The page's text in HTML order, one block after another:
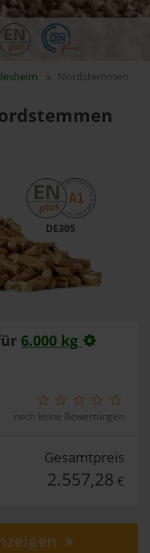
Nordstemmen
DE305
6.000 kg
noch keine Bewertungen
Gesamtpreis
2.557,28 €